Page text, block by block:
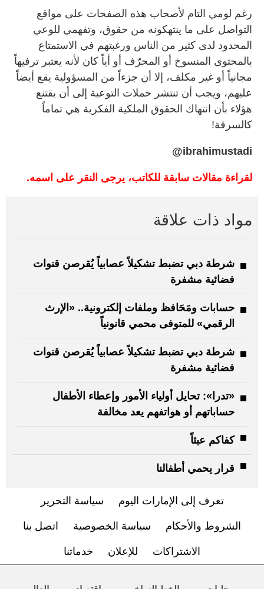
رغم لومي التام لأصحاب هذه الصفحات على مواقع
التواصل على ما ينتهكونه من حقوق، وتفهمي للوعي
المحدود لدى كثير من الناس ورغبتهم في الاستمتاع
بالمحتوى المنسوخ أو المحرّف أو أياً كان لأنه يعتبر ترفيهاً
مجانياً أو غير مكلف، إلا أن جزءاً من المسؤولية يقع أيضاً
عليهم، ويجب أن تنتشر حملات التوعية إلى أن يقتنع
هؤلاء بأن انتهاك الحقوق الملكية الفكرية هي تماماً
كالسرقة!
ibrahimustadi@
لقراءة مقالات سابقة للكاتب، يرجى النقر على اسمه.
مواد ذات علاقة
شرطة دبي تضبط تشكيلاً عصابياً يُقرصن قنوات
فضائية مشفرة
حسابات ومَحَافظ وملفات إلكترونية.. «الإرث
الرقمي» للمتوفى محمي قانونياً
شرطة دبي تضبط تشكيلاً عصابياً يُقرصن قنوات
فضائية مشفرة
«تدرا»: تحايل أولياء الأمور وإعطاء الأطفال
حساباتهم أو هواتفهم يعد مخالفة
كفاكم عبثاً
قرار يحمي أطفالنا
تعرف إلى الإمارات اليوم سياسة التحرير
الشروط والأحكام سياسة الخصوصية اتصل بنا
الاشتراكات للإعلان خدماتنا